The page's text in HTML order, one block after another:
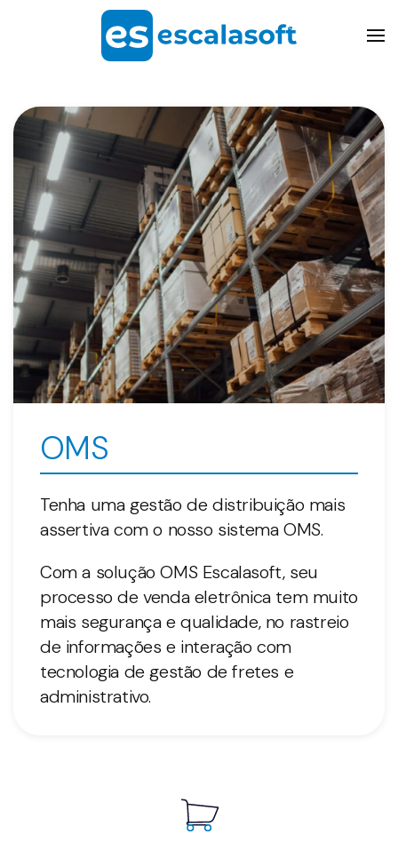
OMS
Tenha uma gestão de distribuição mais
assertiva com o nosso sistema OMS.
Com a solução OMS Escalasoft, seu
processo de venda eletrônica tem muito
mais segurança e qualidade, no rastreio
de informações e interação com
tecnologia de gestão de fretes e
administrativo.